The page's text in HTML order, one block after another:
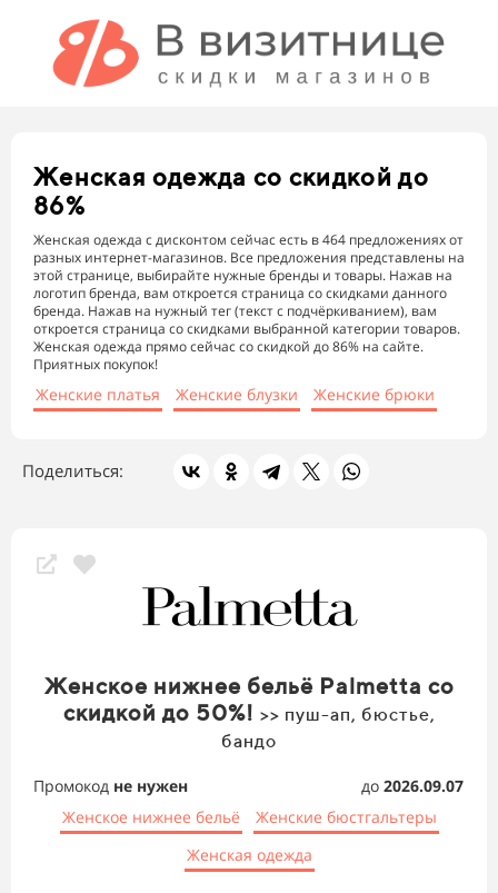
Женская одежда со скидкой до
86%
Женская одежда с дисконтом сейчас есть в 464 предложениях от
разных интернет-магазинов. Все предложения представлены на
этой странице, выбирайте нужные бренды и товары. Нажав на
логотип бренда, вам откроется страница со скидками данного
бренда. Нажав на нужный тег (текст с подчёркиванием), вам
откроется страница со скидками выбранной категории товаров.
Женская одежда прямо сейчас со скидкой до 86% на сайте.
Приятных покупок!
Женские платья Женские блузки Женские брюки
Поделиться:
Женское нижнее бельё Palmetta со
скидкой до 50%! >> пуш-ап, бюстье,
бандо
Промокод не нужен до 2026.09.07
Женское нижнее бельё
Женские бюстгальтеры
Женская одежда